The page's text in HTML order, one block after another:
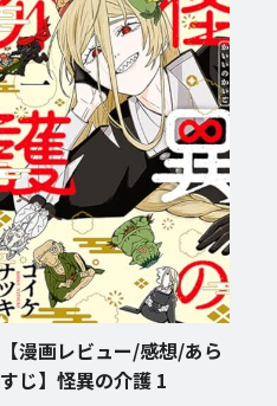
【漫画レビュー/感想/あら
すじ】怪異の介護 1